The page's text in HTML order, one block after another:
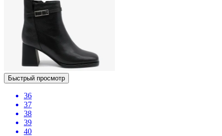
Быстрый просмотр
36
37
38
39
40